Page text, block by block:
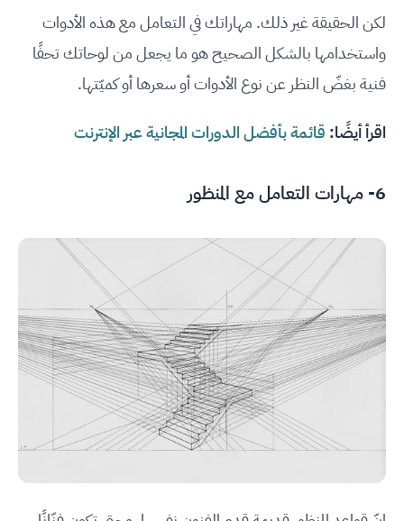
لكن الحقيقة غير ذلك. مهاراتك في التعامل مع هذه الأدوات
واستخدامها بالشكل الصحيح هو ما يجعل من لوحاتك تحفًا
فنية بغضّ النظر عن نوع الأدوات أو سعرها أو كميّتها.
اقرأ أيضًا: قائمة بأفضل الدورات المجانية عبر الإنترنت
6- مهارات التعامل مع المنظور